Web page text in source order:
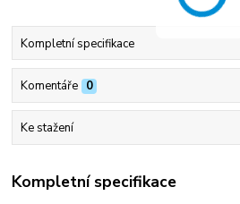
Kompletní specifikace
Komentáře 0
Ke stažení
Kompletní specifikace